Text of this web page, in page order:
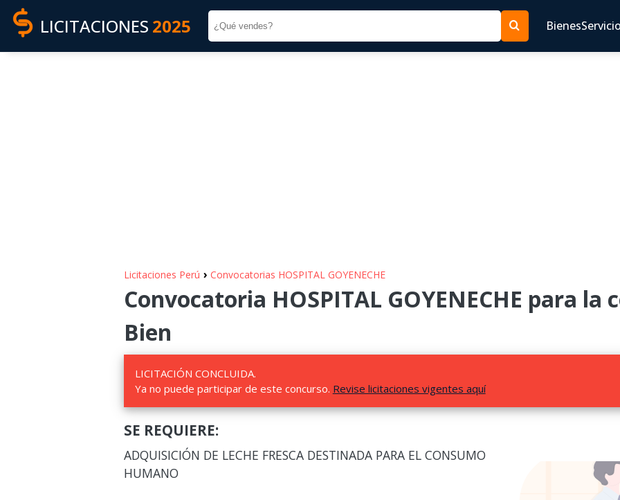
LICITACIONES 2025 Bienes
Licitaciones Perú › Convocatorias HOSPITAL GOYENECHE
Convocatoria HOSPITAL GOYENECHE para
Bien
LICITACIÓN CONCLUIDA.
Ya no puede participar de este concurso. Revise licitaciones vigentes aquí
SE REQUIERE:
ADQUISICIÓN DE LECHE FRESCA DESTINADA PARA EL CONSUMO
HUMANO